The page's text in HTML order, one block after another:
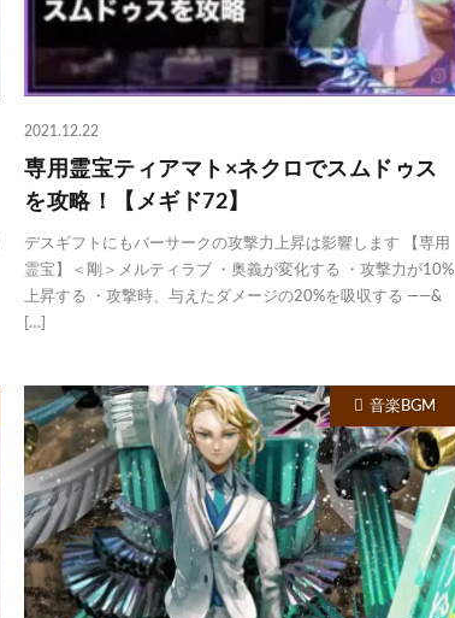
2021.12.22
専用霊宝ティアマト×ネクロでスムドゥス
を攻略！【メギド72】
デスギフトにもバーサークの攻撃力上昇は影響します 【専用
霊宝】＜剛＞メルティラブ ・奥義が変化する ・攻撃力が10%
上昇する ・攻撃時、与えたダメージの20%を吸収する ——&
[…]
音楽BGM